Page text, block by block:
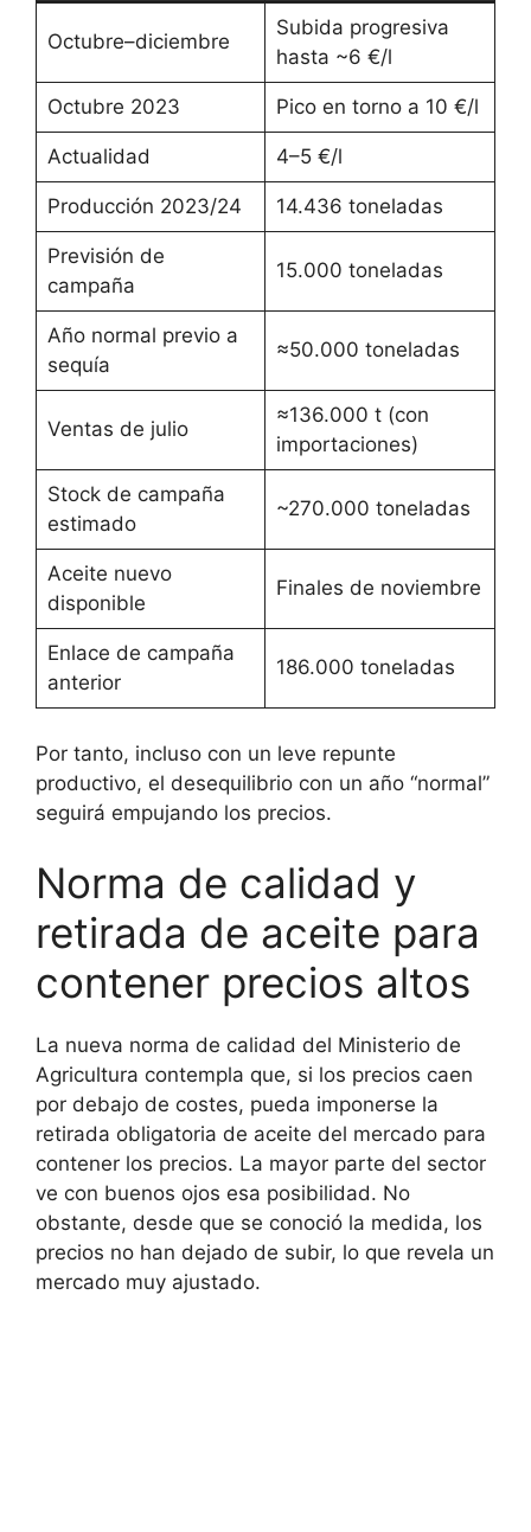
Octubre–diciembre
Subida progresiva
hasta ~6 €/l
Octubre 2023 Pico en torno a 10 €/l
Actualidad 4–5 €/l
Producción 2023/24 14.436 toneladas
Previsión de
campaña
15.000 toneladas
Año normal previo a
sequía
≈50.000 toneladas
Ventas de julio
≈136.000 t (con
importaciones)
Stock de campaña
estimado
~270.000 toneladas
Aceite nuevo
disponible
Finales de noviembre
Enlace de campaña
anterior
186.000 toneladas
Por tanto, incluso con un leve repunte
productivo, el desequilibrio con un año “normal”
seguirá empujando los precios.
Norma de calidad y
retirada de aceite para
contener precios altos
La nueva norma de calidad del Ministerio de
Agricultura contempla que, si los precios caen
por debajo de costes, pueda imponerse la
retirada obligatoria de aceite del mercado para
contener los precios. La mayor parte del sector
ve con buenos ojos esa posibilidad. No
obstante, desde que se conoció la medida, los
precios no han dejado de subir, lo que revela un
mercado muy ajustado.